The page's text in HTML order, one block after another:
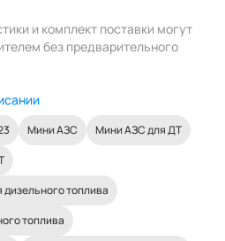
и комплект поставки могут
без предварительного
Мини АЗС
Мини АЗС для ДТ
топлива
топлива